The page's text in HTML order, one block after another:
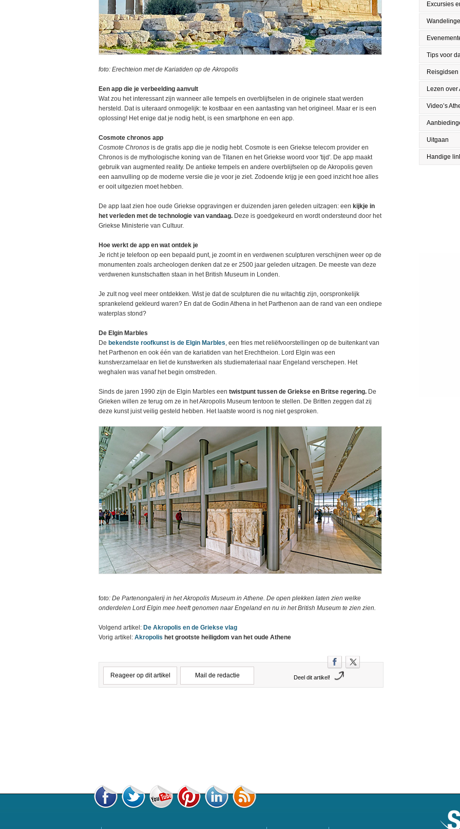
foto: Erechteion met de Kariatiden op de Akropolis
Een app die je verbeelding aanvult
Wat zou het interessant zijn wanneer alle tempels en overblijfselen in de originele staat werden
hersteld. Dat is uiteraard onmogelijk: te kostbaar en een aantasting van het origineel. Maar er is een
oplossing! Het enige dat je nodig hebt, is een smartphone en een app.
Cosmote chronos app
Cosmote Chronos is de gratis app die je nodig hebt. Cosmote is een Griekse telecom provider en
Chronos is de mythologische koning van de Titanen en het Griekse woord voor 'tijd'. De app maakt
gebruik van augmented reality. De antieke tempels en andere overblijfselen op de Akropolis geven
een aanvulling op de moderne versie die je voor je ziet. Zodoende krijg je een goed inzicht hoe alles
er ooit uitgezien moet hebben.
De app laat zien hoe oude Griekse opgravingen er duizenden jaren geleden uitzagen: een kijkje in
het verleden met de technologie van vandaag. Deze is goedgekeurd en wordt ondersteund door het
Griekse Ministerie van Cultuur.
Hoe werkt de app en wat ontdek je
Je richt je telefoon op een bepaald punt, je zoomt in en verdwenen sculpturen verschijnen weer op de
monumenten zoals archeologen denken dat ze er 2500 jaar geleden uitzagen. De meeste van deze
verdwenen kunstschatten staan in het British Museum in Londen.
Je zult nog veel meer ontdekken. Wist je dat de sculpturen die nu witachtig zijn, oorspronkelijk
sprankelend gekleurd waren? En dat de Godin Athena in het Parthenon aan de rand van een ondiepe
waterplas stond?
De Elgin Marbles
De bekendste roofkunst is de Elgin Marbles, een fries met reliëfvoorstellingen op de buitenkant van
het Parthenon en ook één van de kariatiden van het Erechtheion. Lord Elgin was een
kunstverzamelaar en liet de kunstwerken als studiemateriaal naar Engeland verschepen. Het
weghalen was vanaf het begin omstreden.
Sinds de jaren 1990 zijn de Elgin Marbles een twistpunt tussen de Griekse en Britse regering. De
Grieken willen ze terug om ze in het Akropolis Museum tentoon te stellen. De Britten zeggen dat zij
deze kunst juist veilig gesteld hebben. Het laatste woord is nog niet gesproken.
foto: De Partenongalerij in het Akropolis Museum in Athene. De open plekken laten zien welke
onderdelen Lord Elgin mee heeft genomen naar Engeland en nu in het British Museum te zien zien.
Volgend artikel: De Akropolis en de Griekse vlag
Vorig artikel: Akropolis het grootste heiligdom van het oude Athene
Reageer op dit artikel Mail de redactie Deel dit artikel!
Excursies
Tips voor
Reisgidsen
Lezen over
Video’s
Uitgaan
Handige